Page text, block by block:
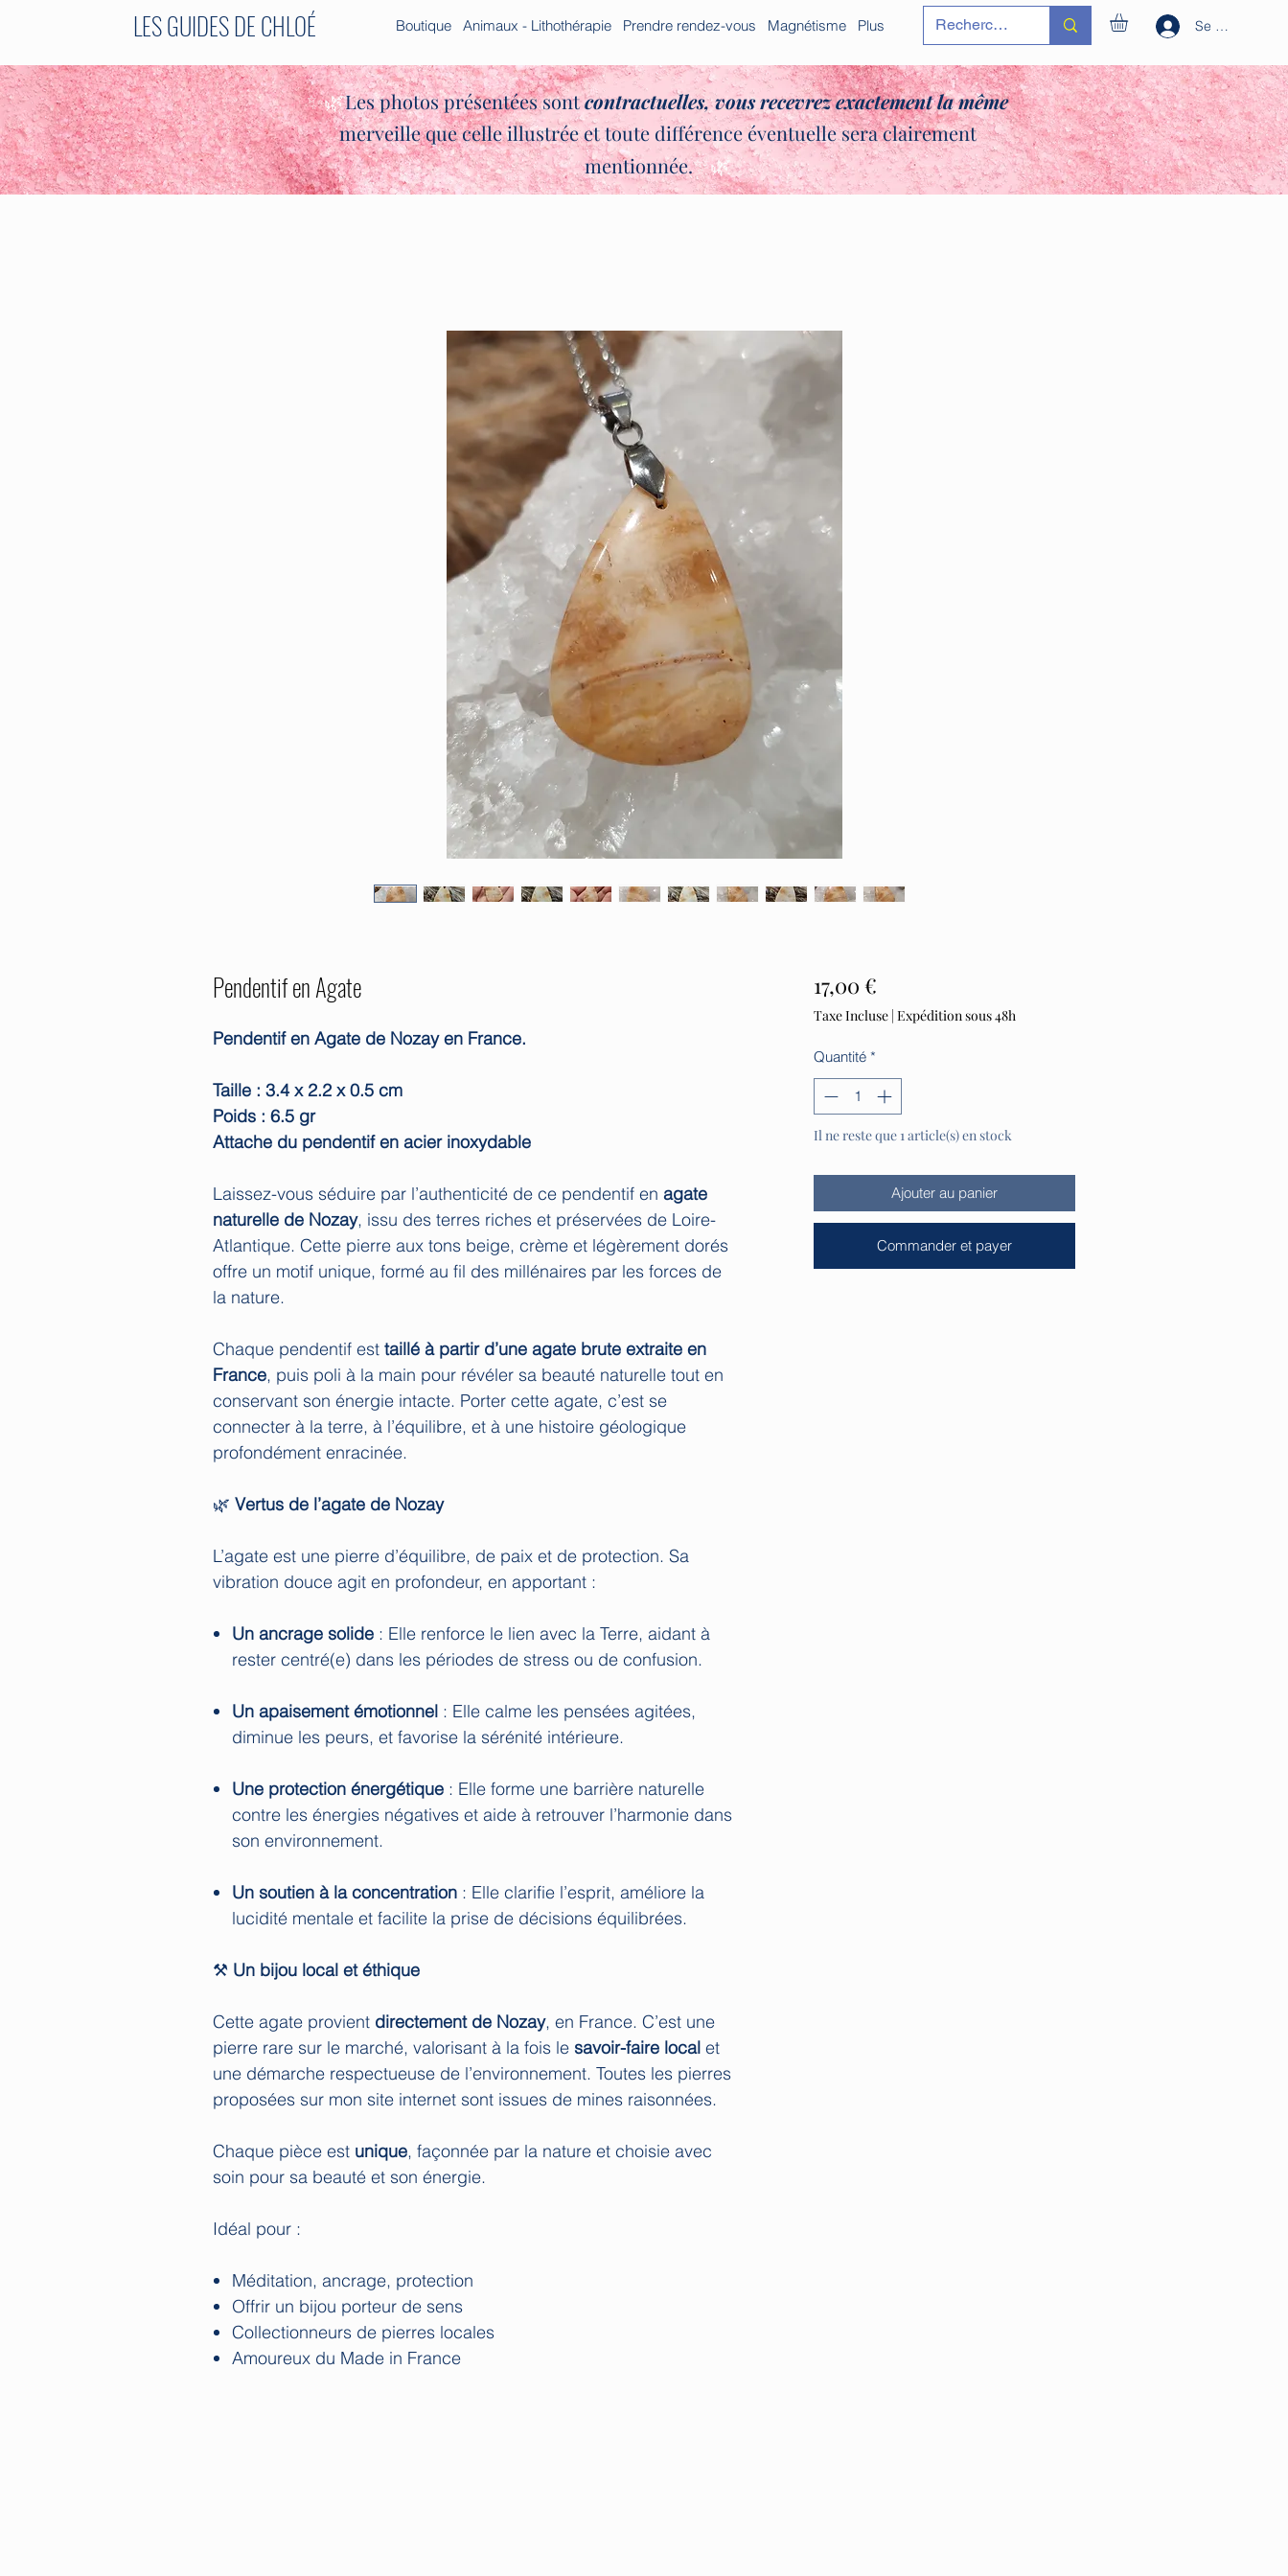
LES GUIDES DE CHLOÉ Boutique Animaux - Lithothérapie Prendre rendez-vous Magnétisme Plus Se connecter
✨🌿Les photos présentées sontcontractuelles,vous recevrez exactement la même
merveille que celle illustrée et toute différence éventuelle sera clairement
mentionnée.✨🌿
Pendentif en Agate
Pendentif en Agate de Nozay en France.
Taille : 3.4 x 2.2 x 0.5 cm
Poids : 6.5 gr
Attache du pendentif en acier inoxydable
Laissez-vous séduire par l’authenticité de ce pendentif en agate
naturelle de Nozay, issu des terres riches et préservées de Loire-
Atlantique. Cette pierre aux tons beige, crème et légèrement dorés
offre un motif unique, formé au fil des millénaires par les forces de
la nature.
Chaque pendentif est taillé à partir d’une agate brute extraite en
France, puis poli à la main pour révéler sa beauté naturelle tout en
conservant son énergie intacte. Porter cette agate, c’est se
connecter à la terre, à l’équilibre, et à une histoire géologique
profondément enracinée.
🌿 Vertus de l’agate de Nozay
L’agate est une pierre d’équilibre, de paix et de protection. Sa
vibration douce agit en profondeur, en apportant :
Un ancrage solide : Elle renforce le lien avec la Terre, aidant à
rester centré(e) dans les périodes de stress ou de confusion.
Un apaisement émotionnel : Elle calme les pensées agitées,
diminue les peurs, et favorise la sérénité intérieure.
Une protection énergétique : Elle forme une barrière naturelle
contre les énergies négatives et aide à retrouver l’harmonie dans
son environnement.
Un soutien à la concentration : Elle clarifie l’esprit, améliore la
lucidité mentale et facilite la prise de décisions équilibrées.
⚒️ Un bijou local et éthique
Cette agate provient directement de Nozay, en France. C’est une
pierre rare sur le marché, valorisant à la fois le savoir-faire local et
une démarche respectueuse de l’environnement. Toutes les pierres
proposées sur mon site internet sont issues de mines raisonnées.
Chaque pièce est unique, façonnée par la nature et choisie avec
soin pour sa beauté et son énergie.
Idéal pour :
Méditation, ancrage, protection
Offrir un bijou porteur de sens
Collectionneurs de pierres locales
Amoureux du Made in France
17,00 €Prix
Taxe Incluse| Expédition sous 48h
Quantité *
Il ne reste que 1 article(s) en stock
Ajouter au panier
Commander et payer